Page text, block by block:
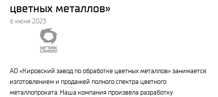
цветных металлов»
6 июня 2023
АО «Кировский завод по обработке цветных металлов» занимается
изготовлением и продажей полного спектра цветного
металлопроката. Наша компания произвела разработку